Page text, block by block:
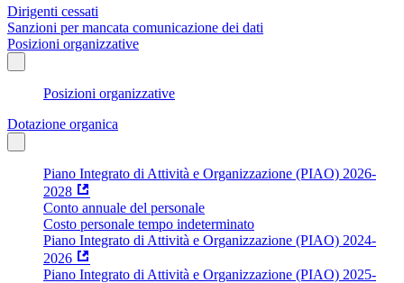
Dirigenti cessati
Sanzioni per mancata comunicazione dei dati
Posizioni organizzative
Posizioni organizzative
Dotazione organica
Piano Integrato di Attività e Organizzazione (PIAO) 2026-
2028
Conto annuale del personale
Costo personale tempo indeterminato
Piano Integrato di Attività e Organizzazione (PIAO) 2024-
2026
Piano Integrato di Attività e Organizzazione (PIAO) 2025-